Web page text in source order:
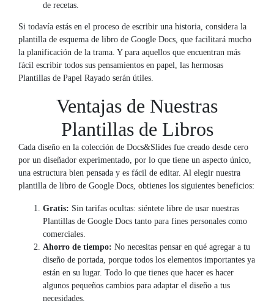
de recetas.
Si todavía estás en el proceso de escribir una historia, considera la
plantilla de esquema de libro de Google Docs, que facilitará mucho
la planificación de la trama. Y para aquellos que encuentran más
fácil escribir todos sus pensamientos en papel, las hermosas
Plantillas de Papel Rayado serán útiles.
Ventajas de Nuestras
Plantillas de Libros
Cada diseño en la colección de Docs&Slides fue creado desde cero
por un diseñador experimentado, por lo que tiene un aspecto único,
una estructura bien pensada y es fácil de editar. Al elegir nuestra
plantilla de libro de Google Docs, obtienes los siguientes beneficios:
Gratis: Sin tarifas ocultas: siéntete libre de usar nuestras
Plantillas de Google Docs tanto para fines personales como
comerciales.
Ahorro de tiempo: No necesitas pensar en qué agregar a tu
diseño de portada, porque todos los elementos importantes ya
están en su lugar. Todo lo que tienes que hacer es hacer
algunos pequeños cambios para adaptar el diseño a tus
necesidades.